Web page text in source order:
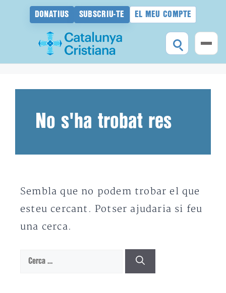
DONATIUS SUBSCRIU-TE EL MEU COMPTE
No s'ha trobat res
Sembla que no podem trobar el que
esteu cercant. Potser ajudaria si feu
una cerca.
Cerca: